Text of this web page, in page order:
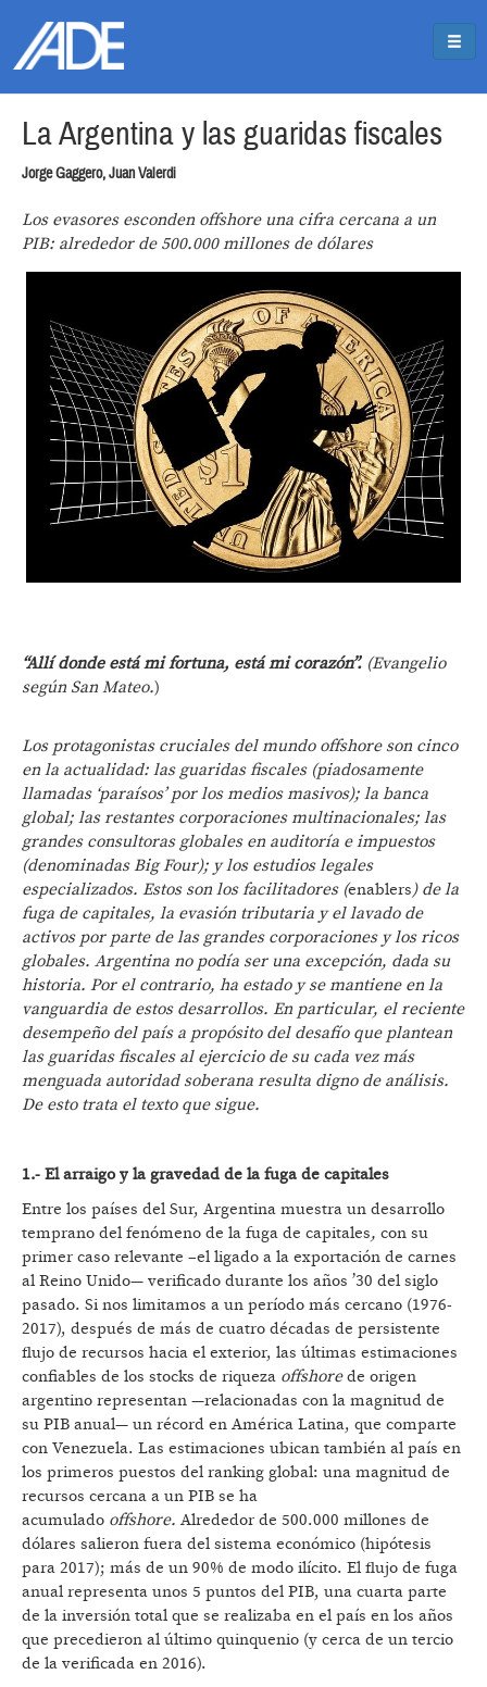
La Argentina y las guaridas fiscales
Jorge Gaggero, Juan Valerdi
Los evasores esconden offshore una cifra cercana a un
PIB: alrededor de 500.000 millones de dólares
“Allí donde está mi fortuna, está mi corazón”. (Evangelio
según San Mateo.)
Los protagonistas cruciales del mundo offshore son cinco
en la actualidad: las guaridas fiscales (piadosamente
llamadas ‘paraísos’ por los medios masivos); la banca
global; las restantes corporaciones multinacionales; las
grandes consultoras globales en auditoría e impuestos
(denominadas Big Four); y los estudios legales
especializados. Estos son los facilitadores (enablers) de la
fuga de capitales, la evasión tributaria y el lavado de
activos por parte de las grandes corporaciones y los ricos
globales. Argentina no podía ser una excepción, dada su
historia. Por el contrario, ha estado y se mantiene en la
vanguardia de estos desarrollos. En particular, el reciente
desempeño del país a propósito del desafío que plantean
las guaridas fiscales al ejercicio de su cada vez más
menguada autoridad soberana resulta digno de análisis.
De esto trata el texto que sigue.
1.- El arraigo y la gravedad de la fuga de capitales
Entre los países del Sur, Argentina muestra un desarrollo
temprano del fenómeno de la fuga de capitales, con su
primer caso relevante –el ligado a la exportación de carnes
al Reino Unido— verificado durante los años ’30 del siglo
pasado. Si nos limitamos a un período más cercano (1976-
2017), después de más de cuatro décadas de persistente
flujo de recursos hacia el exterior, las últimas estimaciones
confiables de los stocks de riqueza offshorede origen
argentino representan —relacionadas con la magnitud de
su PIB anual— un récord en América Latina, que comparte
con Venezuela. Las estimaciones ubican también al país en
los primeros puestos del ranking global: una magnitud de
recursos cercana a un PIB se ha
acumulado offshore. Alrededor de 500.000 millones de
dólares salieron fuera del sistema económico (hipótesis
para 2017); más de un 90% de modo ilícito. El flujo de fuga
anual representa unos 5 puntos del PIB, una cuarta parte
de la inversión total que se realizaba en el país en los años
que precedieron al último quinquenio (y cerca de un tercio
de la verificada en 2016).